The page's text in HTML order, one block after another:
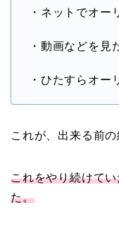
・ネットでオー
・動画などを見
・ひたすらオー
これが、出来る前の
これをやり続けて
た。